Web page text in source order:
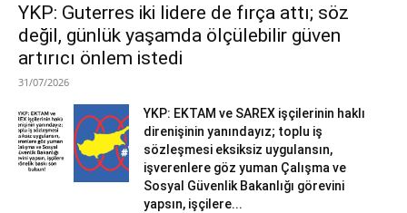
YKP: Guterres iki lidere de fırça attı; söz
değil, günlük yaşamda ölçülebilir güven
artırıcı önlem istedi
31/07/2026
YKP: EKTAM ve SAREX işçilerinin haklı
direnişinin yanındayız; toplu iş
sözleşmesi eksiksiz uygulansın,
işverenlere göz yuman Çalışma ve
Sosyal Güvenlik Bakanlığı görevini
yapsın, işçilere...